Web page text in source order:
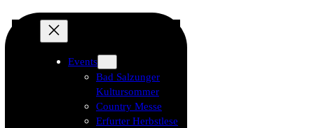
Events
Bad Salzunger
Kultursommer
Country Messe
Erfurter Herbstlese